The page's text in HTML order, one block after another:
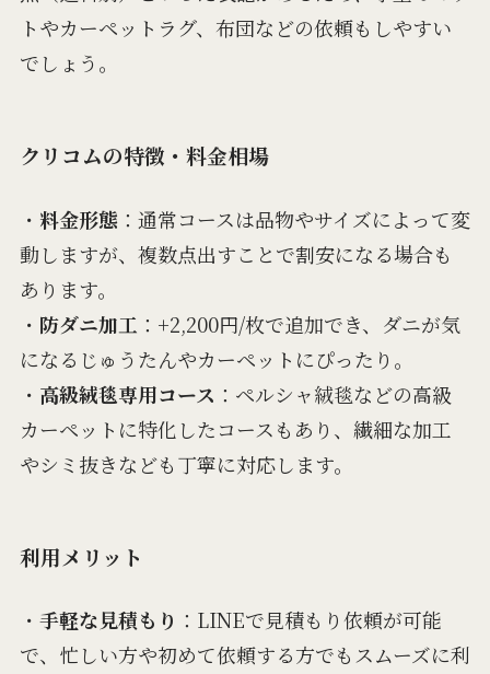
トやカーペットラグ、布団などの依頼もしやすい
でしょう。
クリコムの特徴・料金相場
・ 料金形態：通常コースは品物やサイズによって変
動しますが、複数点出すことで割安になる場合も
あります。
・ 防ダニ加工 ：+2,200円/枚で追加でき、ダニが気
になるじゅうたんやカーペットにぴったり。
・ 高級絨毯専用コース ：ペルシャ絨毯などの高級
カーペットに特化したコースもあり、繊細な加工
やシミ抜きなども丁寧に対応します。
利用メリット
・ 手軽な見積もり ：LINEで見積もり依頼が可能
で、忙しい方や初めて依頼する方でもスムーズに利